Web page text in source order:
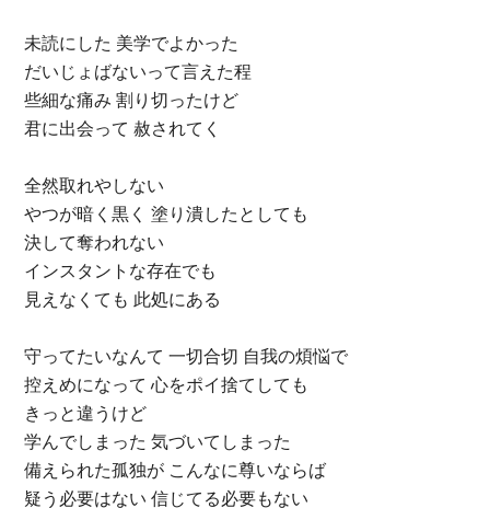
未読にした 美学でよかった
だいじょばないって言えた程
些細な痛み 割り切ったけど
君に出会って 赦されてく
全然取れやしない
やつが暗く黒く 塗り潰したとしても
決して奪われない
インスタントな存在でも
見えなくても 此処にある
守ってたいなんて 一切合切 自我の煩悩で
控えめになって 心をポイ捨てしても
きっと違うけど
学んでしまった 気づいてしまった
備えられた孤独が こんなに尊いならば
疑う必要はない 信じてる必要もない